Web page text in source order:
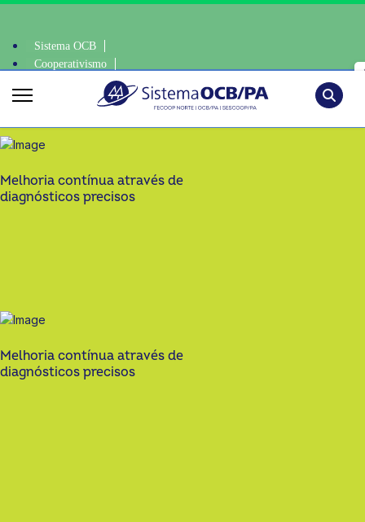
Sistema OCB
Cooperativismo
Melhoria contínua através de
diagnósticos precisos
Melhoria contínua através de
diagnósticos precisos